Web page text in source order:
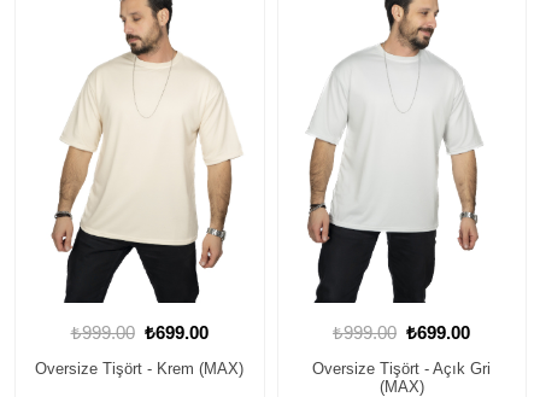
₺999.00 ₺699.00
Oversize Tişört - Krem (MAX)
₺999.00 ₺699.00
Oversize Tişört - Açık Gri
(MAX)